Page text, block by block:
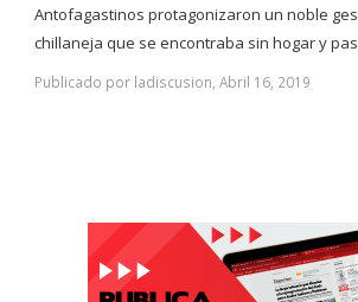
Antofagastinos protagonizaron un noble
chillaneja que se encontraba sin hogar y
Publicado por ladiscusion, Abril 16, 2019